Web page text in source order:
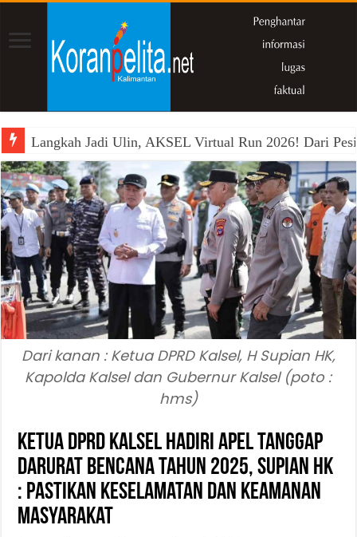
Langkah Jadi Ulin, AKSEL Virtual Run 2026! Dari
Dari kanan : Ketua DPRD Kalsel, H Supian HK,
Kapolda Kalsel dan Gubernur Kalsel (poto :
hms)
Ketua DPRD Kalsel Hadiri Apel Tanggap
Darurat Bencana Tahun 2025, Supian HK
: Pastikan Keselamatan dan Keamanan
Masyarakat